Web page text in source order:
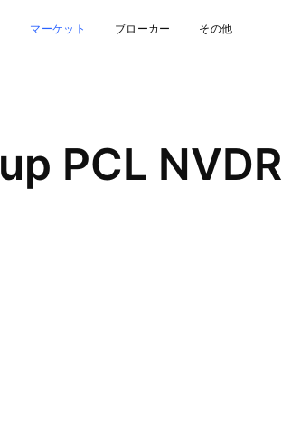
マーケット ブローカー その他
PCL NVDR